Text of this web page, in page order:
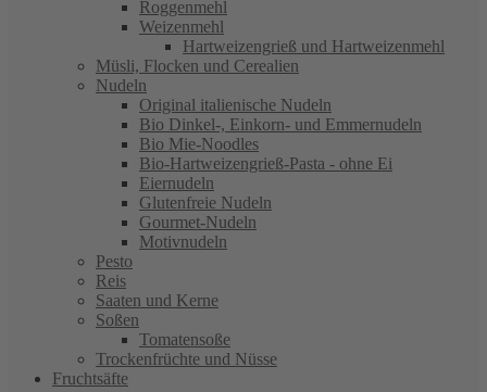
Roggenmehl
Weizenmehl
Hartweizengrieß und Hartweizenmehl
Müsli, Flocken und Cerealien
Nudeln
Original italienische Nudeln
Bio Dinkel-, Einkorn- und Emmernudeln
Bio Mie-Noodles
Bio-Hartweizengrieß-Pasta - ohne Ei
Eiernudeln
Glutenfreie Nudeln
Gourmet-Nudeln
Motivnudeln
Pesto
Reis
Saaten und Kerne
Soßen
Tomatensoße
Trockenfrüchte und Nüsse
Fruchtsäfte